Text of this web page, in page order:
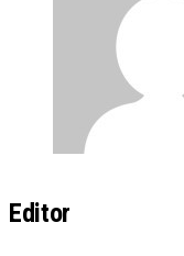
Editor